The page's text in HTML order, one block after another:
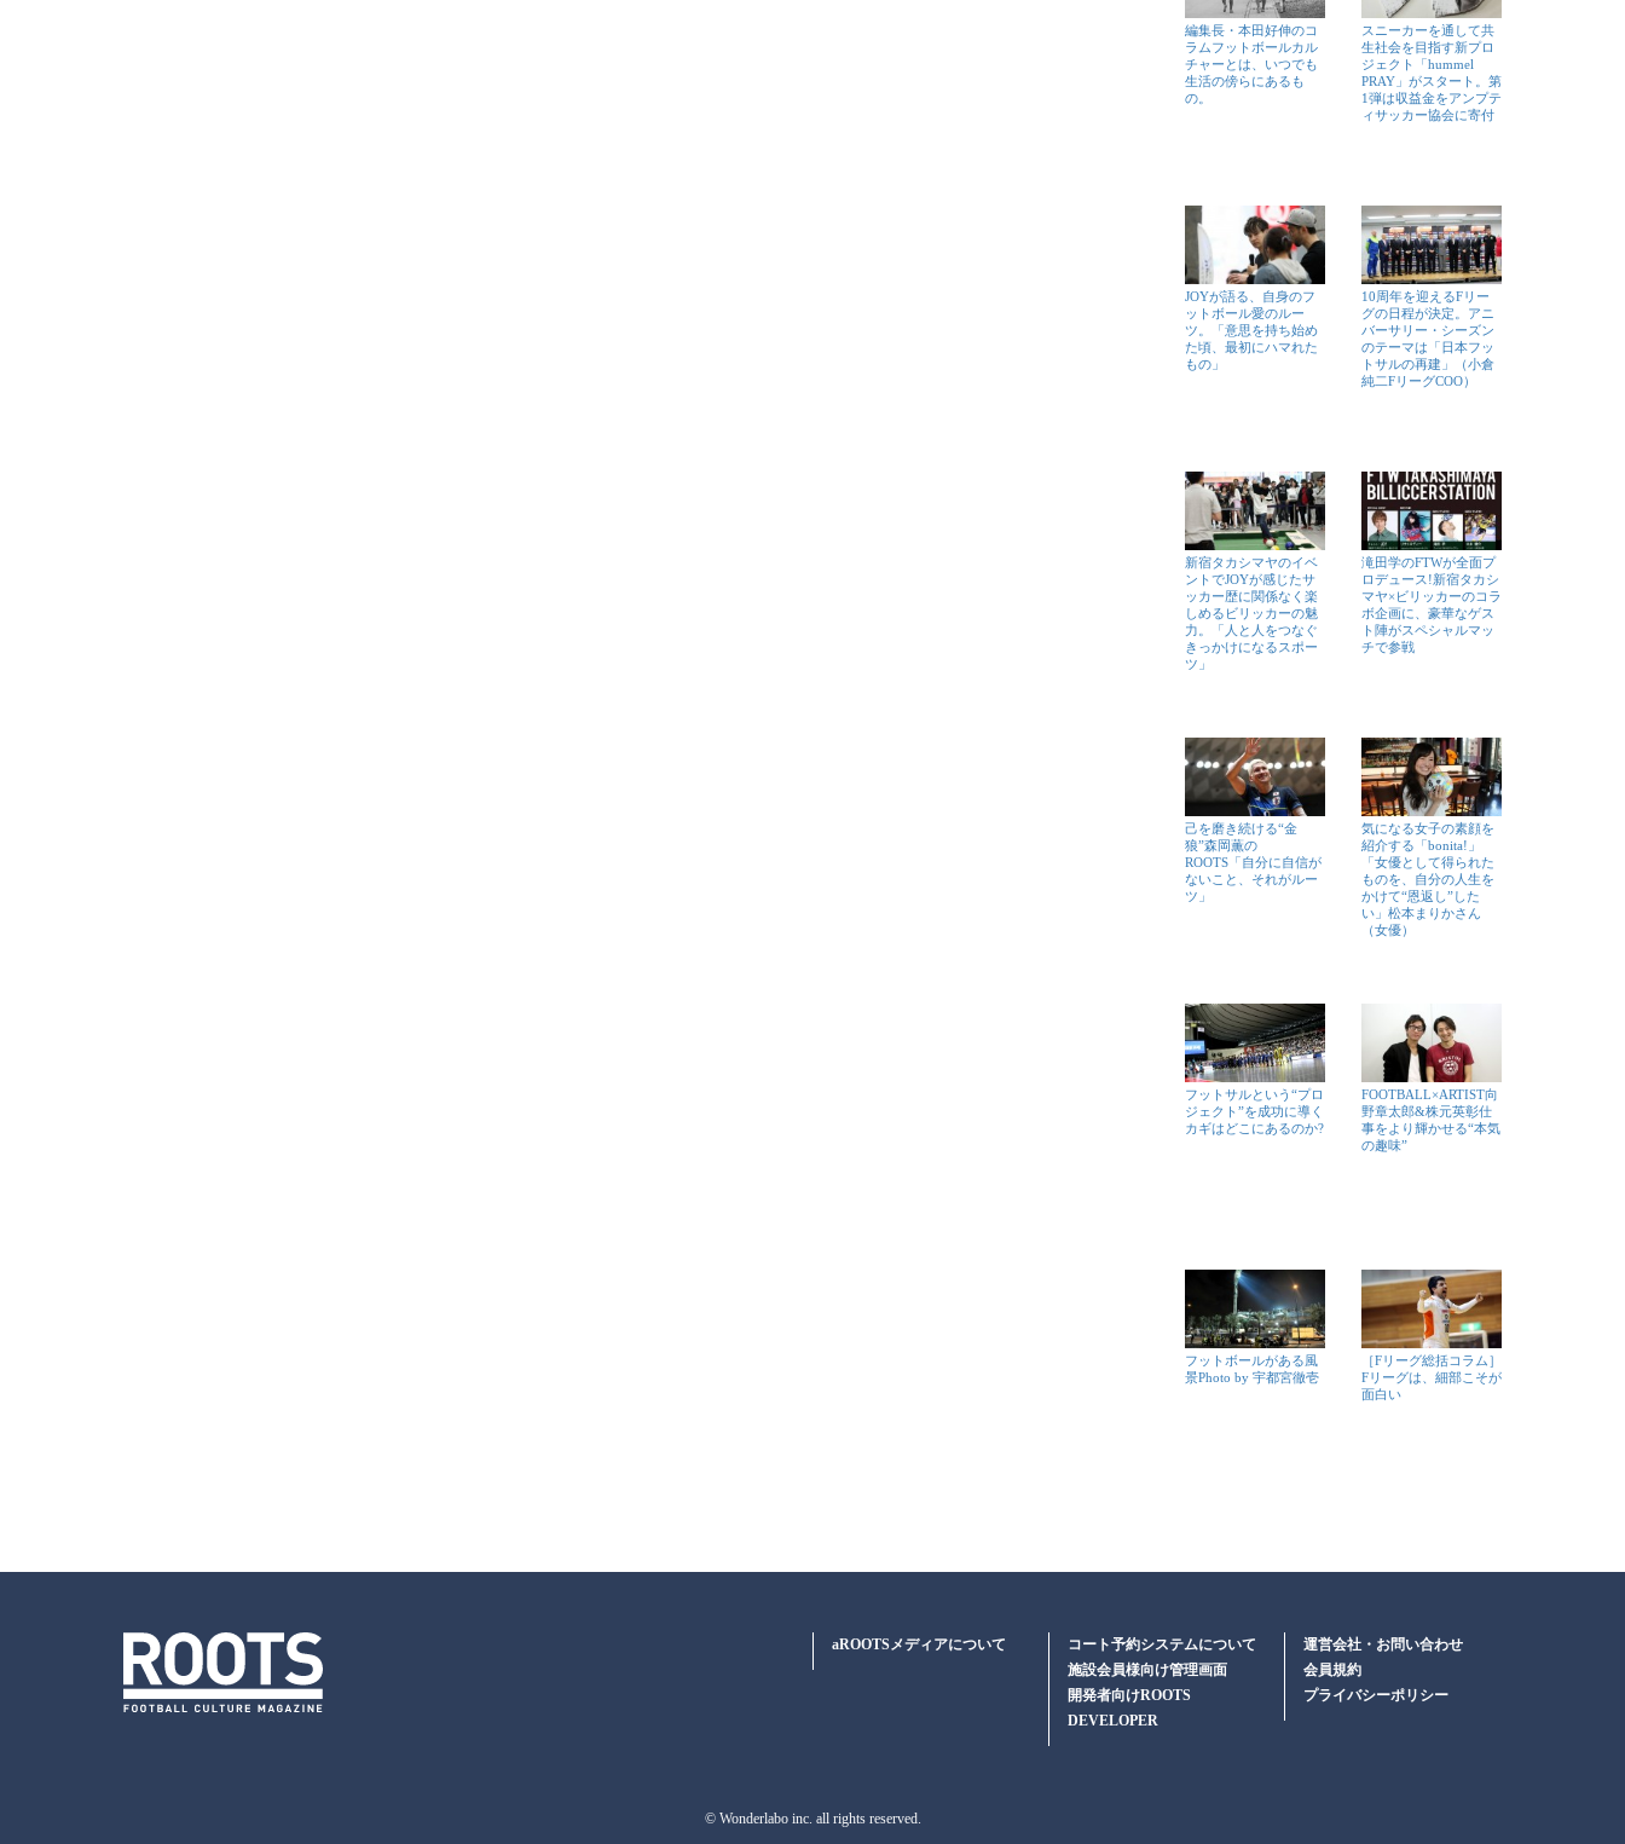
編集長・本田好伸のコ
ラムフットボールカル
チャーとは、いつでも
生活の傍らにあるも
の。
スニーカーを通して共
生社会を目指す新プロ
ジェクト「hummel
PRAY」がスタート。第
1弾は収益金をアンプテ
ィサッカー協会に寄付
JOYが語る、自身のフ
ットボール愛のルー
ツ。「意思を持ち始め
た頃、最初にハマれた
もの」
10周年を迎えるFリー
グの日程が決定。アニ
バーサリー・シーズン
のテーマは「日本フッ
トサルの再建」（小倉
純二FリーグCOO）
新宿タカシマヤのイベ
ントでJOYが感じたサ
ッカー歴に関係なく楽
しめるビリッカーの魅
力。「人と人をつなぐ
きっかけになるスポー
ツ」
滝田学のFTWが全面プ
ロデュース!新宿タカシ
マヤ×ビリッカーのコラ
ボ企画に、豪華なゲス
ト陣がスペシャルマッ
チで参戦
己を磨き続ける“金
狼”森岡薫の
ROOTS「自分に自信が
ないこと、それがルー
ツ」
気になる女子の素顔を
紹介する「bonita!」
「女優として得られた
ものを、自分の人生を
かけて“恩返し”した
い」松本まりかさん
（女優）
フットサルという“プロ
ジェクト”を成功に導く
カギはどこにあるのか?
FOOTBALL×ARTIST向
野章太郎&株元英彰仕
事をより輝かせる“本気
の趣味”
フットボールがある風
景Photo by 宇都宮徹壱
［Fリーグ総括コラム］
Fリーグは、細部こそが
面白い
aROOTSメディアについて
コート予約システムについて
施設会員様向け管理画面
開発者向けROOTS
DEVELOPER
運営会社・お問い合わせ
会員規約
プライバシーポリシー
© Wonderlabo inc. all rights reserved.